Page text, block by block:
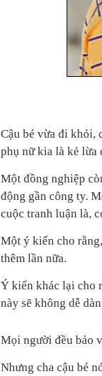
Cậu bé vừa đi khỏi,
phụ nữ kia là kẻ lừa
Một đồng nghiệp
động gần công ty.
cuộc tranh luận là,
Một ý kiến cho
thêm lần nữa.
Ý kiến khác lại cho
này sẽ không dễ
Mọi người đều bảo
Nhưng cha cậu bé